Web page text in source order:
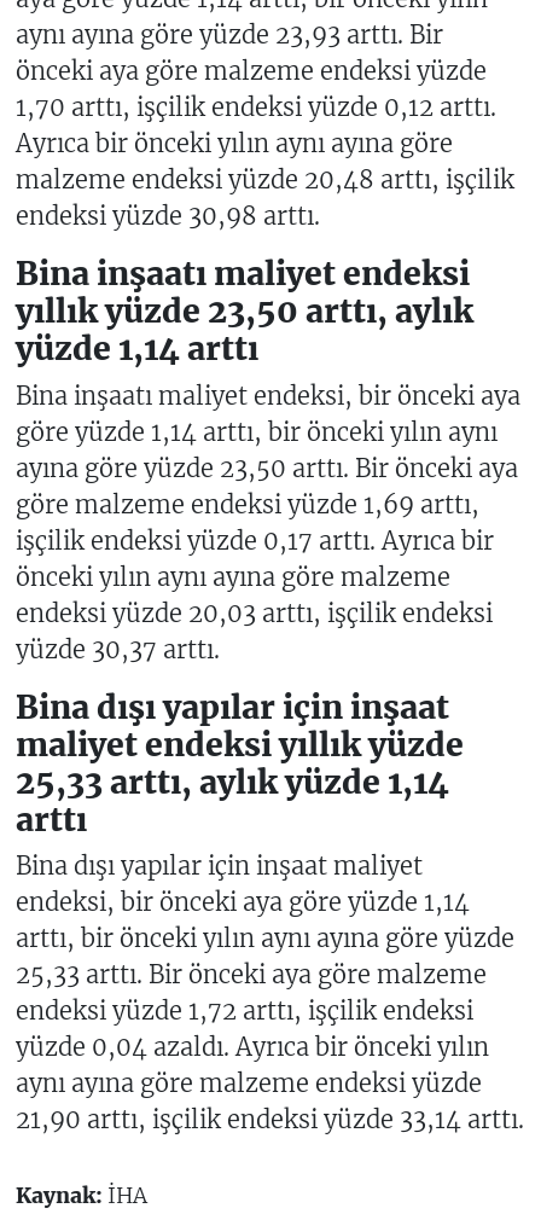
aynı ayına göre yüzde 23,93 arttı. Bir
önceki aya göre malzeme endeksi yüzde
1,70 arttı, işçilik endeksi yüzde 0,12 arttı.
Ayrıca bir önceki yılın aynı ayına göre
malzeme endeksi yüzde 20,48 arttı, işçilik
endeksi yüzde 30,98 arttı.
Bina inşaatı maliyet endeksi
yıllık yüzde 23,50 arttı, aylık
yüzde 1,14 arttı
Bina inşaatı maliyet endeksi, bir önceki aya
göre yüzde 1,14 arttı, bir önceki yılın aynı
ayına göre yüzde 23,50 arttı. Bir önceki aya
göre malzeme endeksi yüzde 1,69 arttı,
işçilik endeksi yüzde 0,17 arttı. Ayrıca bir
önceki yılın aynı ayına göre malzeme
endeksi yüzde 20,03 arttı, işçilik endeksi
yüzde 30,37 arttı.
Bina dışı yapılar için inşaat
maliyet endeksi yıllık yüzde
25,33 arttı, aylık yüzde 1,14
arttı
Bina dışı yapılar için inşaat maliyet
endeksi, bir önceki aya göre yüzde 1,14
arttı, bir önceki yılın aynı ayına göre yüzde
25,33 arttı. Bir önceki aya göre malzeme
endeksi yüzde 1,72 arttı, işçilik endeksi
yüzde 0,04 azaldı. Ayrıca bir önceki yılın
aynı ayına göre malzeme endeksi yüzde
21,90 arttı, işçilik endeksi yüzde 33,14 arttı.
Kaynak: İHA